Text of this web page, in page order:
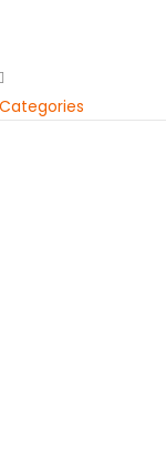
Categories